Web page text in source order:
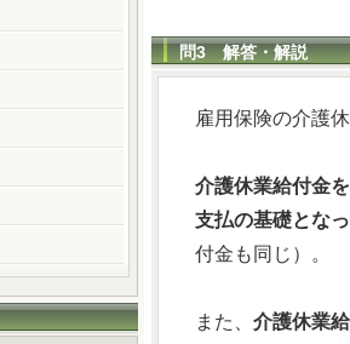
問3 解答・解説
雇用保険の介護
介護休業給付金を
支払の基礎とな
付金も同じ）。
また、 介護休業